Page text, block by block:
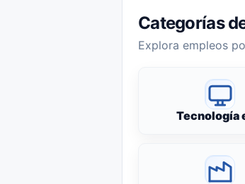
Categorías
Explora empleos
Tecnología